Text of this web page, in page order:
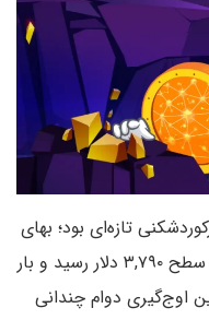
تازه‌ای بود؛ بهای
هر اونس طلا (XAU/USD) به نزدیکی سطح ۳,۷۹۰ دلار رسید و بار
اوج‌گیری دوام چندانی